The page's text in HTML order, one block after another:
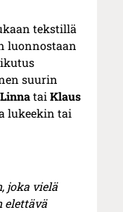
tekstillä
luonnostaan
suurin
taiKlaus
lukeekin tai
joka vielä
elettävä